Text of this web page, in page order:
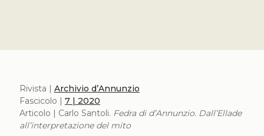
Rivista | Archivio d’Annunzio
Fascicolo | 7 | 2020
Articolo | Carlo Santoli. Fedra di d’Annunzio. Dall’Ellade
all’interpretazione del mito